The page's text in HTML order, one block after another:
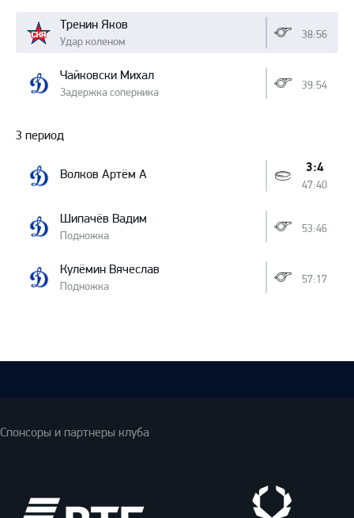
Тренин Яков
Удар коленом
38:56
Чайковски Михал
Задержка соперника
39:54
3 период
Волков Артём А 3:4
47:40
Шипачёв Вадим
Подножка
53:46
Кулёмин Вячеслав
Подножка
57:17
Спонсоры и партнеры клуба